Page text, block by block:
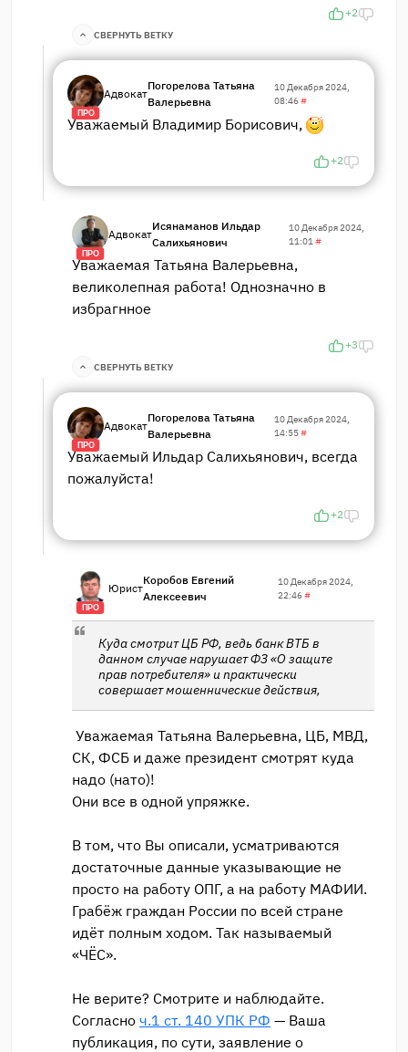
+2
СВЕРНУТЬ ВЕТКУ
ПРО
Адвокат
Погорелова Татьяна
Валерьевна
10 Декабря 2024,
08:46#
Уважаемый Владимир Борисович,
+2
ПРО
Адвокат
Исянаманов Ильдар
Салихьянович
10 Декабря 2024,
11:01#
Уважаемая Татьяна Валерьевна,
великолепная работа! Однозначно в
избрагнное
+3
СВЕРНУТЬ ВЕТКУ
ПРО
Адвокат
Погорелова Татьяна
Валерьевна
10 Декабря 2024,
14:55#
Уважаемый Ильдар Салихьянович, всегда
пожалуйста!
+2
ПРО
Юрист
Коробов Евгений
Алексеевич
10 Декабря 2024,
22:46#
Куда смотрит ЦБ РФ, ведь банк ВТБ в
данном случае нарушает ФЗ «О защите
прав потребителя» и практически
совершает мошеннические действия,
Уважаемая Татьяна Валерьевна, ЦБ, МВД,
СК, ФСБ и даже президент смотрят куда
надо (нато)!
Они все в одной упряжке.
В том, что Вы описали, усматриваются
достаточные данные указывающие не
просто на работу ОПГ, а на работу МАФИИ.
Грабёж граждан России по всей стране
идёт полным ходом. Так называемый
«ЧЁС».
Не верите? Смотрите и наблюдайте.
Согласно ч.1 ст. 140 УПК РФ — Ваша
публикация, по сути, заявление о